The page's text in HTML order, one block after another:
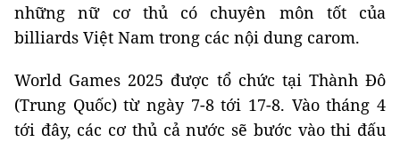
những nữ cơ thủ có chuyên môn tốt của
billiards Việt Nam trong các nội dung carom.
World Games 2025 được tổ chức tại Thành Đô
(Trung Quốc) từ ngày 7-8 tới 17-8. Vào tháng 4
tới đây, các cơ thủ cả nước sẽ bước vào thi đấu